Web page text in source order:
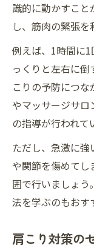
識的に動かすこと
し、筋肉の緊張を
例えば、1時間に
っくりと左右に
こりの予防につ
やマッサージサロ
の指導が行われて
ただし、急激に
や関節を傷めてし
囲で行いましょ
法を学ぶのもおす
肩こり対策の